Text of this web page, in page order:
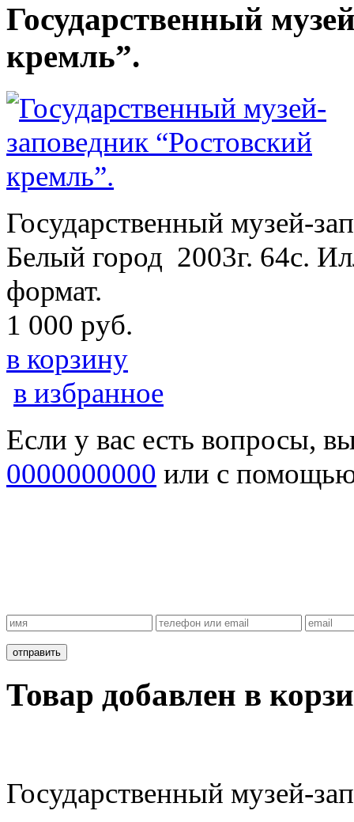
Государственный
кремль”.
Государственный музей-
Белый город 2003г. 64с.
формат.
1 000 руб.
в корзину
в избранное
Если у вас есть вопросы,
0000000000 или с
Товар добавлен в
Государственный музей-